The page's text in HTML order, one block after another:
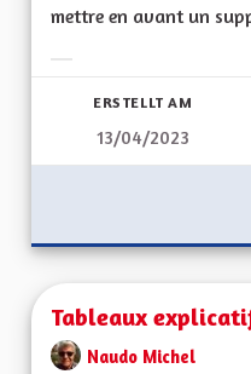
mettre en avant un
ERSTELLT AM
13/04/2023
Tableaux
Naudo Michel